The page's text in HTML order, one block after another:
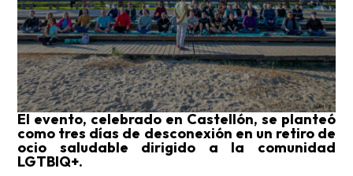
El evento, celebrado en Castellón, se planteó
como tres días de desconexión en un retiro de
ocio saludable dirigido a la comunidad
LGTBIQ+.